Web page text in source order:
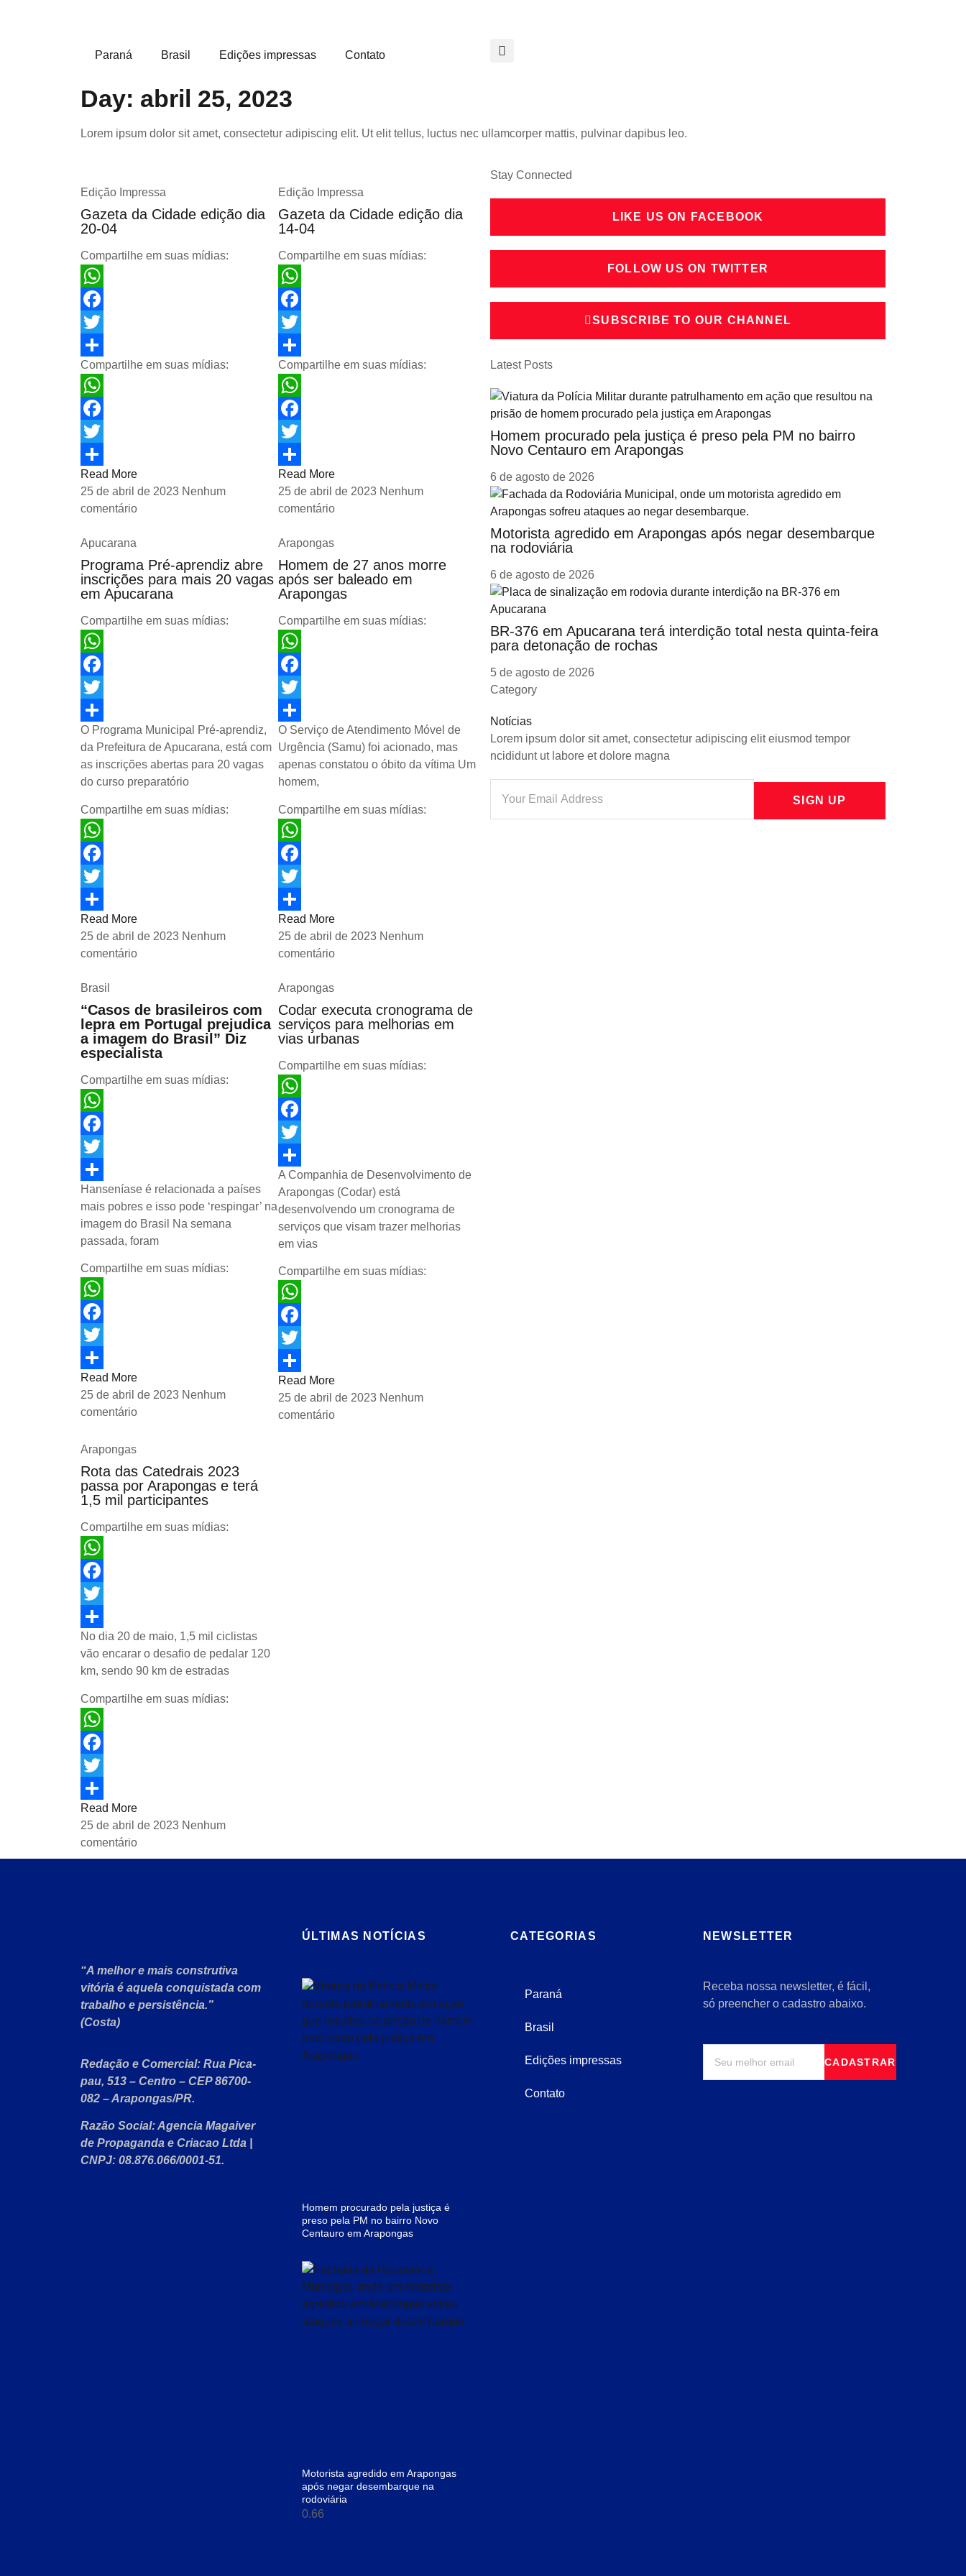
Paraná Brasil Edições impressas Contato
Day: abril 25, 2023
Lorem ipsum dolor sit amet, consectetur adipiscing elit. Ut elit tellus, luctus nec ullamcorper mattis, pulvinar dapibus leo.
Edição Impressa
Gazeta da Cidade edição dia
20-04
Compartilhe em suas mídias:
WhatsApp
Facebook
Twitter
Share
Compartilhe em suas mídias:
WhatsApp
Facebook
Twitter
Share
Read More
25 de abril de 2023 Nenhum
comentário
Edição Impressa
Gazeta da Cidade edição dia
14-04
Compartilhe em suas mídias:
WhatsApp
Facebook
Twitter
Share
Compartilhe em suas mídias:
WhatsApp
Facebook
Twitter
Share
Read More
25 de abril de 2023 Nenhum
comentário
Apucarana
Programa Pré-aprendiz abre
inscrições para mais 20 vagas
em Apucarana
Compartilhe em suas mídias:
WhatsApp
Facebook
Twitter
Share
O Programa Municipal Pré-aprendiz,
da Prefeitura de Apucarana, está com
as inscrições abertas para 20 vagas
do curso preparatório
Compartilhe em suas mídias:
WhatsApp
Facebook
Twitter
Share
Read More
25 de abril de 2023 Nenhum
comentário
Arapongas
Homem de 27 anos morre
após ser baleado em
Arapongas
Compartilhe em suas mídias:
WhatsApp
Facebook
Twitter
Share
O Serviço de Atendimento Móvel de
Urgência (Samu) foi acionado, mas
apenas constatou o óbito da vítima Um
homem,
Compartilhe em suas mídias:
WhatsApp
Facebook
Twitter
Share
Read More
25 de abril de 2023 Nenhum
comentário
Brasil
“Casos de brasileiros com
lepra em Portugal prejudica
a imagem do Brasil” Diz
especialista
Compartilhe em suas mídias:
WhatsApp
Facebook
Twitter
Share
Hanseníase é relacionada a países
mais pobres e isso pode ‘respingar’ na
imagem do Brasil Na semana
passada, foram
Compartilhe em suas mídias:
WhatsApp
Facebook
Twitter
Share
Read More
25 de abril de 2023 Nenhum
comentário
Arapongas
Codar executa cronograma de
serviços para melhorias em
vias urbanas
Compartilhe em suas mídias:
WhatsApp
Facebook
Twitter
Share
A Companhia de Desenvolvimento de
Arapongas (Codar) está
desenvolvendo um cronograma de
serviços que visam trazer melhorias
em vias
Compartilhe em suas mídias:
WhatsApp
Facebook
Twitter
Share
Read More
25 de abril de 2023 Nenhum
comentário
Arapongas
Rota das Catedrais 2023
passa por Arapongas e terá
1,5 mil participantes
Compartilhe em suas mídias:
WhatsApp
Facebook
Twitter
Share
No dia 20 de maio, 1,5 mil ciclistas
vão encarar o desafio de pedalar 120
km, sendo 90 km de estradas
Compartilhe em suas mídias:
WhatsApp
Facebook
Twitter
Share
Read More
25 de abril de 2023 Nenhum
comentário
Stay Connected
LIKE US ON FACEBOOK
FOLLOW US ON TWITTER
SUBSCRIBE TO OUR CHANNEL
Latest Posts
Homem procurado pela justiça é preso pela PM no bairro
Novo Centauro em Arapongas
6 de agosto de 2026
Motorista agredido em Arapongas após negar desembarque
na rodoviária
6 de agosto de 2026
BR-376 em Apucarana terá interdição total nesta quinta-feira
para detonação de rochas
5 de agosto de 2026
Category
Notícias
Lorem ipsum dolor sit amet, consectetur adipiscing elit eiusmod tempor
ncididunt ut labore et dolore magna
SIGN UP
“A melhor e mais construtiva
vitória é aquela conquistada com
trabalho e persistência.”
(Costa)
Redação e Comercial: Rua Pica-
pau, 513 – Centro – CEP 86700-
082 – Arapongas/PR.
Razão Social:Agencia Magaiver
de Propaganda e Criacao Ltda
CNPJ: 08.876.066/0001-51.
ÚLTIMAS NOTÍCIAS
Homem procurado pela justiça é
preso pela PM no bairro Novo
Centauro em Arapongas
Motorista agredido em Arapongas
após negar desembarque na
rodoviária
CATEGORIAS
Paraná
Brasil
Edições impressas
Contato
NEWSLETTER
Receba nossa newsletter, é fácil,
só preencher o cadastro abaixo.
CADASTRAR